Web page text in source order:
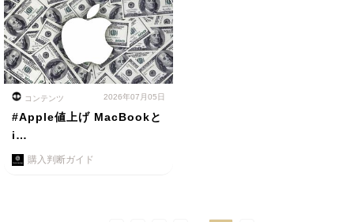
コンテンツ 2026年07月05日
#Apple値上げ MacBookと
i…
購入判断ガイド